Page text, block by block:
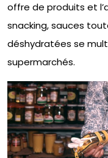
offre de produits et
snacking, sauces
déshydratées se
supermarchés.